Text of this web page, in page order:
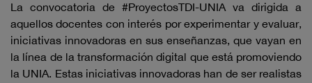
La convocatoria de #ProyectosTDI-UNIA va dirigida a
aquellos docentes con interés por experimentar y evaluar,
iniciativas innovadoras en sus enseñanzas, que vayan en
la línea de la transformación digital que está promoviendo
la UNIA. Estas iniciativas innovadoras han de ser realistas